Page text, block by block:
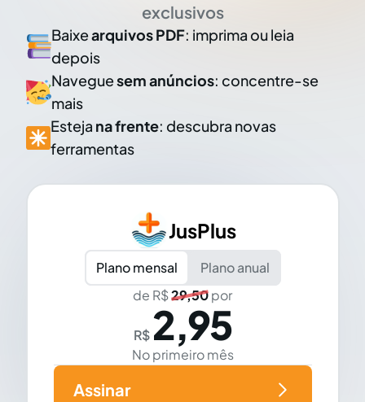
exclusivos
Baixearquivos PDF: imprima ou leia
depois
Naveguesem anúncios: concentre-se
mais
Esteja na frente: descubra novas
ferramentas
JusPlus
Plano mensal
Plano anual
de R$29,50por
R$ 2,95
No primeiro mês
Assinar